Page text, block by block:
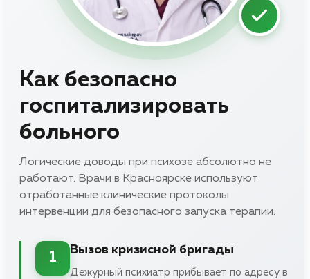
Как безопасно
госпитализировать
больного
Логические доводы при психозе абсолютно не
работают. Врачи в Красноярске используют
отработанные клинические протоколы
интервенции для безопасного запуска терапии.
1
Вызов кризисной бригады
Дежурный психиатр прибывает по адресу в